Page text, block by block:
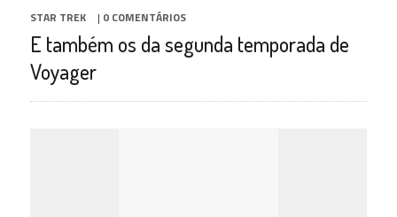
STAR TREK | 0 COMENTÁRIOS
E também os da segunda temporada de
Voyager